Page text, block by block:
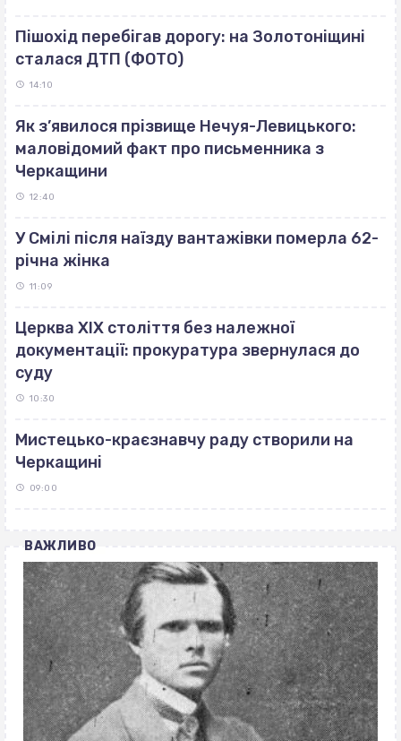
Пішохід перебігав дорогу: на Золотоніщині
сталася ДТП (ФОТО)
14:10
Як з’явилося прізвище Нечуя-Левицького:
маловідомий факт про письменника з
Черкащини
12:40
У Смілі після наїзду вантажівки померла 62-
річна жінка
11:09
Церква ХІХ століття без належної
документації: прокуратура звернулася до
суду
10:30
Мистецько-краєзнавчу раду створили на
Черкащині
09:00
ВАЖЛИВО